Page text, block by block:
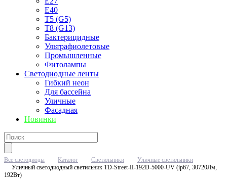
Е40
T5 (G5)
T8 (G13)
Бактерицидные
Ультрафиолетовые
Промышленные
Фитолампы
Светодиодные ленты
Гибкий неон
Для бассейна
Уличные
Фасадная
Новинки
Все светодиоды Каталог Светильники
Уличные светильники
Уличный светодиодный светильник TD-Street-II-192D-5000-UV (ip67, 30720Лм,
192Вт)